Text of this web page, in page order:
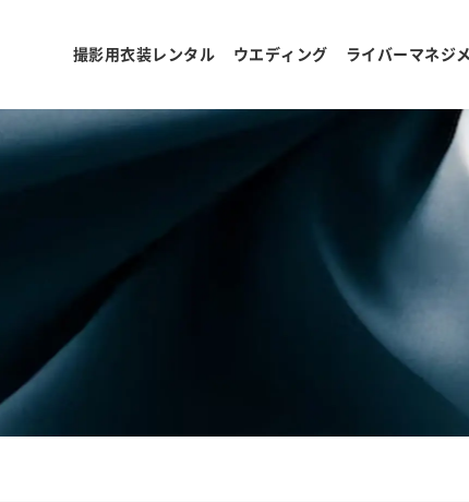
撮影用衣装レンタル ウエディング ライバーマネジ